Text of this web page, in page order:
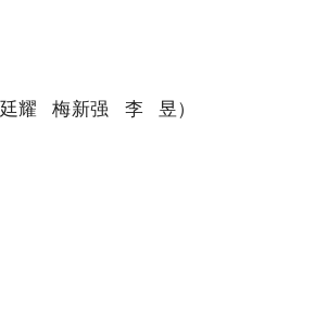
廷耀 梅新强 李 昱）